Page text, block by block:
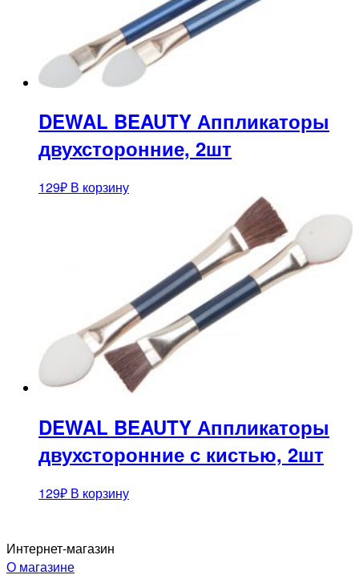
DEWAL BEAUTY Аппликаторы
двухсторонние, 2шт
129₽ В корзину
DEWAL BEAUTY Аппликаторы
двухсторонние с кистью, 2шт
129₽ В корзину
Интернет-магазин
О магазине